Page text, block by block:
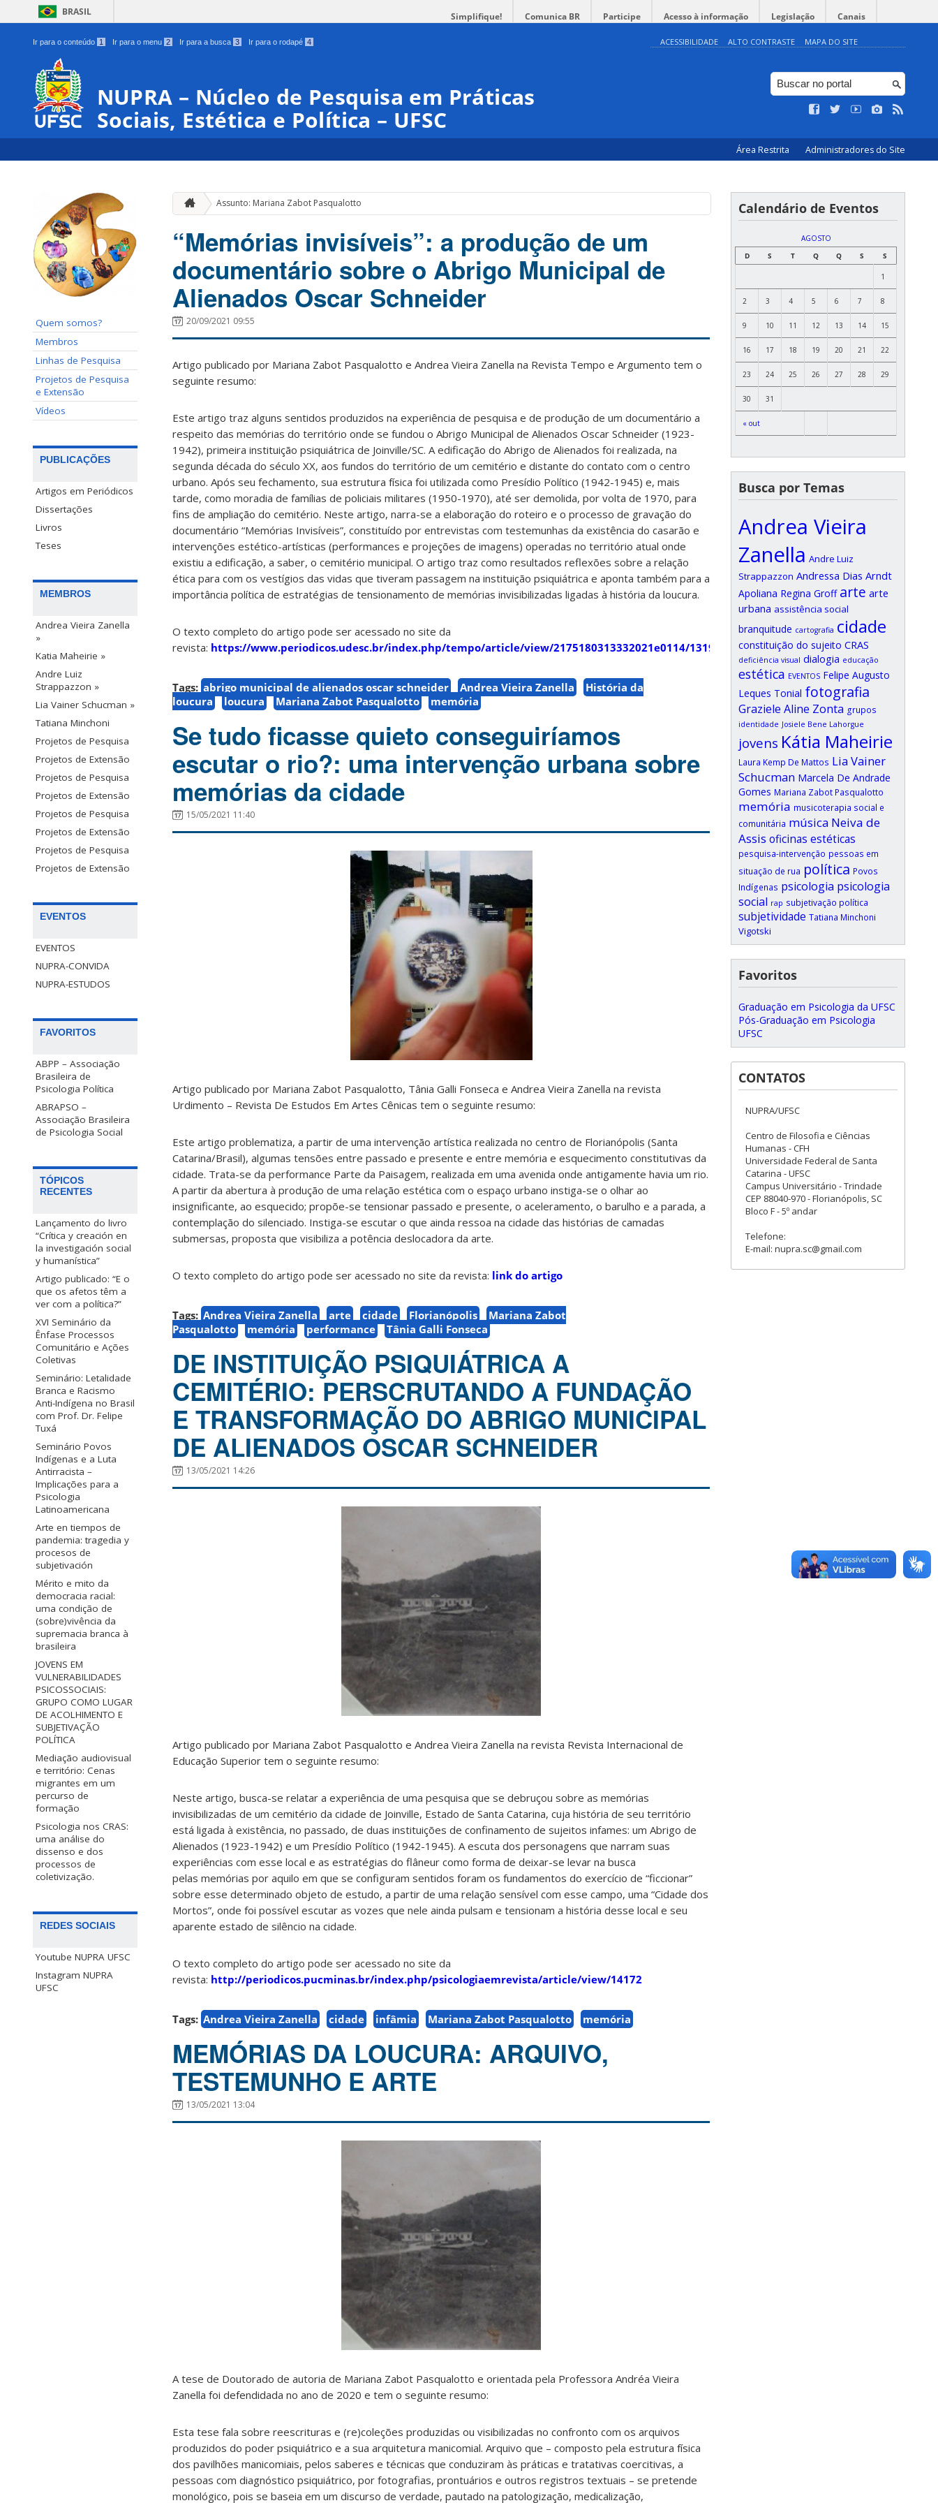
BRASIL Simplifique! Comunica BR Participe Acesso à informação Legislação Canais
Ir para o conteúdo 1 Ir para o menu 2 Ir para a busca 3 Ir para o rodapé 4 ACESSIBILIDADE ALTO CONTRASTE MAPA DO SITE
NUPRA – Núcleo de Pesquisa em Práticas
Sociais, Estética e Política – UFSC
Área Restrita Administradores do Site
Quem somos?
Membros
Linhas de Pesquisa
Projetos de Pesquisa
e Extensão
Vídeos
PUBLICAÇÕES
Artigos em Periódicos
Dissertações
Livros
Teses
MEMBROS
Andrea Vieira Zanella
»
Katia Maheirie »
Andre Luiz
Strappazzon »
Lia Vainer Schucman »
Tatiana Minchoni
Projetos de Pesquisa
Projetos de Extensão
Projetos de Pesquisa
Projetos de Extensão
Projetos de Pesquisa
Projetos de Extensão
Projetos de Pesquisa
Projetos de Extensão
EVENTOS
EVENTOS
NUPRA-CONVIDA
NUPRA-ESTUDOS
FAVORITOS
ABPP – Associação
Brasileira de
Psicologia Política
ABRAPSO –
Associação Brasileira
de Psicologia Social
TÓPICOS
RECENTES
Lançamento do livro
“Crítica y creación en
la investigación social
y humanística”
Artigo publicado: “E o
que os afetos têm a
ver com a política?”
XVI Seminário da
Ênfase Processos
Comunitário e Ações
Coletivas
Seminário: Letalidade
Branca e Racismo
Anti-Indígena no Brasil
com Prof. Dr. Felipe
Tuxá
Seminário Povos
Indígenas e a Luta
Antirracista –
Implicações para a
Psicologia
Latinoamericana
Arte en tiempos de
pandemia: tragedia y
procesos de
subjetivación
Mérito e mito da
democracia racial:
uma condição de
(sobre)vivência da
supremacia branca à
brasileira
JOVENS EM
VULNERABILIDADES
PSICOSSOCIAIS:
GRUPO COMO LUGAR
DE ACOLHIMENTO E
SUBJETIVAÇÃO
POLÍTICA
Mediação audiovisual
e território: Cenas
migrantes em um
percurso de
formação
Psicologia nos CRAS:
uma análise do
dissenso e dos
processos de
coletivização.
REDES SOCIAIS
Youtube NUPRA UFSC
Instagram NUPRA
UFSC
Assunto: Mariana Zabot Pasqualotto
“Memórias invisíveis”: a produção de um
documentário sobre o Abrigo Municipal de
Alienados Oscar Schneider
20/09/2021 09:55
Artigo publicado por Mariana Zabot Pasqualotto e Andrea Vieira Zanella na Revista Tempo e Argumento tem o
seguinte resumo:
Este artigo traz alguns sentidos produzidos na experiência de pesquisa e de produção de um documentário a
respeito das memórias do território onde se fundou o Abrigo Municipal de Alienados Oscar Schneider (1923-
1942), primeira instituição psiquiátrica de Joinville/SC. A edificação do Abrigo de Alienados foi realizada, na
segunda década do século XX, aos fundos do território de um cemitério e distante do contato com o centro
urbano. Após seu fechamento, sua estrutura física foi utilizada como Presídio Político (1942-1945) e, mais
tarde, como moradia de famílias de policiais militares (1950-1970), até ser demolida, por volta de 1970, para
fins de ampliação do cemitério. Neste artigo, narra-se a elaboração do roteiro e o processo de gravação do
documentário “Memórias Invisíveis”, constituído por entrevistas com testemunhas da existência do casarão e
intervenções estético-artísticas (performances e projeções de imagens) operadas no território atual onde
existiu a edificação, a saber, o cemitério municipal. O artigo traz como resultados reflexões sobre a relação
ética para com os vestígios das vidas que tiveram passagem na instituição psiquiátrica e aponta também para a
importância política de estratégias de tensionamento de memórias invisibilizadas ligadas à história da loucura.
O texto completo do artigo pode ser acessado no site da
revista: https://www.periodicos.udesc.br/index.php/tempo/article/view/2175180313332021e0114/13192
Tags: abrigo municipal de alienados oscar schneider Andrea Vieira Zanella
História da
loucura
loucura Mariana Zabot Pasqualotto memória
Se tudo ficasse quieto conseguiríamos
escutar o rio?: uma intervenção urbana sobre
memórias da cidade
15/05/2021 11:40
Artigo publicado por Mariana Zabot Pasqualotto, Tânia Galli Fonseca e Andrea Vieira Zanella na revista
Urdimento – Revista De Estudos Em Artes Cênicas tem o seguinte resumo:
Este artigo problematiza, a partir de uma intervenção artística realizada no centro de Florianópolis (Santa
Catarina/Brasil), algumas tensões entre passado e presente e entre memória e esquecimento constitutivas da
cidade. Trata-se da performance Parte da Paisagem, realizada em uma avenida onde antigamente havia um rio.
A partir da abertura à produção de uma relação estética com o espaço urbano instiga-se o olhar ao
insignificante, ao esquecido; propõe-se tensionar passado e presente, o aceleramento, o barulho e a parada, a
contemplação do silenciado. Instiga-se escutar o que ainda ressoa na cidade das histórias de camadas
submersas, proposta que visibiliza a potência deslocadora da arte.
O texto completo do artigo pode ser acessado no site da revista: link do artigo
Tags: Andrea Vieira Zanella arte cidade Florianópolis
Mariana Zabot
Pasqualotto
memória performance Tânia Galli Fonseca
DE INSTITUIÇÃO PSIQUIÁTRICA A
CEMITÉRIO: PERSCRUTANDO A FUNDAÇÃO
E TRANSFORMAÇÃO DO ABRIGO MUNICIPAL
DE ALIENADOS OSCAR SCHNEIDER
13/05/2021 14:26
Artigo publicado por Mariana Zabot Pasqualotto e Andrea Vieira Zanella na revista Revista Internacional de
Educação Superior tem o seguinte resumo:
Neste artigo, busca-se relatar a experiência de uma pesquisa que se debruçou sobre as memórias
invisibilizadas de um cemitério da cidade de Joinville, Estado de Santa Catarina, cuja história de seu território
está ligada à existência, no passado, de duas instituições de confinamento de sujeitos infames: um Abrigo de
Alienados (1923-1942) e um Presídio Político (1942-1945). A escuta dos personagens que narram suas
experiências com esse local e as estratégias do flâneur como forma de deixar-se levar na busca
pelas memórias por aquilo em que se configuram sentidos foram os fundamentos do exercício de “ficcionar”
sobre esse determinado objeto de estudo, a partir de uma relação sensível com esse campo, uma “Cidade dos
Mortos”, onde foi possível escutar as vozes que nele ainda pulsam e tensionam a história desse local e seu
aparente estado de silêncio na cidade.
O texto completo do artigo pode ser acessado no site da
revista: http://periodicos.pucminas.br/index.php/psicologiaemrevista/article/view/14172
Tags: Andrea Vieira Zanella cidade infâmia Mariana Zabot Pasqualotto memória
MEMÓRIAS DA LOUCURA: ARQUIVO,
TESTEMUNHO E ARTE
13/05/2021 13:04
A tese de Doutorado de autoria de Mariana Zabot Pasqualotto e orientada pela Professora Andréa Vieira
Zanella foi defendidada no ano de 2020 e tem o seguinte resumo:
Esta tese fala sobre reescrituras e (re)coleções produzidas ou visibilizadas no confronto com os arquivos
produzidos do poder psiquiátrico e a sua arquitetura manicomial. Arquivo que – composto pela estrutura física
dos pavilhões manicomiais, pelos saberes e técnicas que conduziram às práticas e tratativas coercitivas, a
pessoas com diagnóstico psiquiátrico, por fotografias, prontuários e outros registros textuais – se pretende
monológico, pois se baseia em um discurso de verdade, pautado na patologização, medicalização,
Calendário de Eventos
AGOSTO
D
S T Q Q S S
« out
1
2 3 4 5 6 7 8
9 10 11 12 13 14 15
16 17 18 19 20 21 22
23 24 25 26 27 28 29
30 31
Busca por Temas
Andrea Vieira
Zanella Andre Luiz
Strappazzon Andressa Dias Arndt
Apoliana Regina Groff arte arte
urbana assistência social
branquitude cartografia cidade
constituição do sujeito CRAS
deficiência visual dialogia educação
estética EVENTOS Felipe Augusto
Leques Tonial fotografia
Graziele Aline Zonta grupos
identidade Josiele Bene Lahorgue
jovens Kátia Maheirie
Laura Kemp De Mattos Lia Vainer
Schucman Marcela De Andrade
Gomes Mariana Zabot Pasqualotto
memória musicoterapia social e
comunitária música Neiva de
Assis oficinas estéticas
pesquisa-intervenção pessoas em
situação de rua política Povos
Indígenas psicologia psicologia
social rap subjetivação política
subjetividade Tatiana Minchoni
Vigotski
Favoritos
Graduação em Psicologia da UFSC
Pós-Graduação em Psicologia
UFSC
CONTATOS
NUPRA/UFSC
Centro de Filosofia e Ciências
Humanas - CFH
Universidade Federal de Santa
Catarina - UFSC
Campus Universitário - Trindade
CEP 88040-970 - Florianópolis, SC
Bloco F - 5º andar
Telefone:
E-mail: nupra.sc@gmail.com